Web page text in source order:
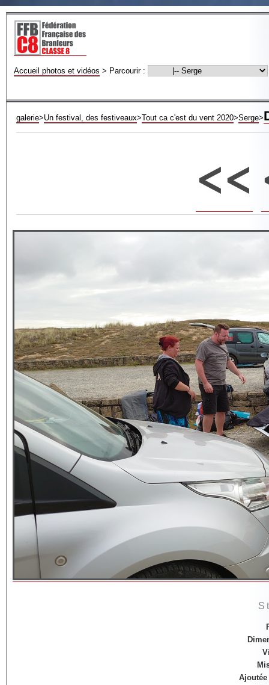
Accueil photos et vidéos > Parcourir :
galerie>Un festival, des festiveaux>Tout ca c'est du vent 2020>Serge>
<<
Ajoutée